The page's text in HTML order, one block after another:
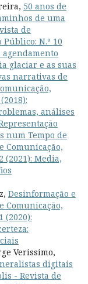
50 anos de
de uma
de
N.º 10
agendamento
glaciar e as suas
narrativas de
análises
num Tempo de
Comunicação,
(2021): Media,
Desinformação e
Comunicação,
(2020):
Verissimo,
digitais
- Revista de